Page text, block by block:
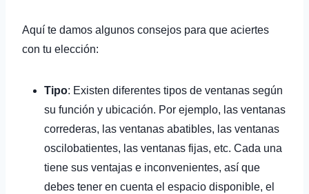
Aquí te damos algunos consejos para que aciertes
con tu elección:
Tipo: Existen diferentes tipos de ventanas según
su función y ubicación. Por ejemplo, las ventanas
correderas, las ventanas abatibles, las ventanas
oscilobatientes, las ventanas fijas, etc. Cada una
tiene sus ventajas e inconvenientes, así que
debes tener en cuenta el espacio disponible, el